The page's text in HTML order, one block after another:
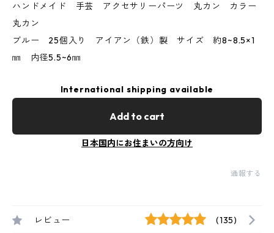
ハンドメイド 手芸 アクセサリーパーツ 丸カン カラー
丸カン
ブルー 25個入り アイアン（鉄）製 サイズ 約8~8.5×1
㎜ 内径5.5~6㎜
International shipping available
Add to cart
日本国内にお住まいの方向け
通報する
レビュー (135)